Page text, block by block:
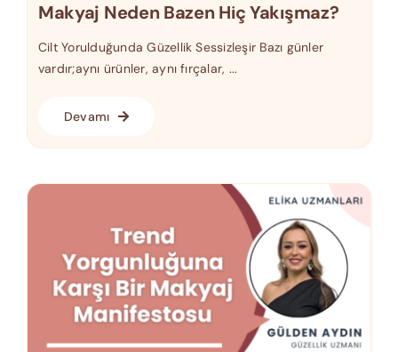
Makyaj Neden Bazen Hiç Yakışmaz?
Cilt Yorulduğunda Güzellik Sessizleşir Bazı günler
vardır;aynı ürünler, aynı fırçalar, ...
Devamı